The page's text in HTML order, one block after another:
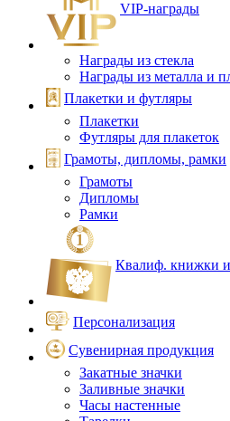
VIP‑награды
Награды из стекла
Награды из металла и
Плакетки и футляры
Плакетки
Футляры для плакеток
Грамоты, дипломы, рамки
Грамоты
Дипломы
Рамки
Квалиф. книжки и
Персонализация
Сувенирная продукция
Закатные значки
Заливные значки
Часы настенные